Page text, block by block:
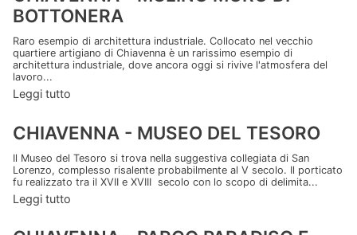
BOTTONERA
Raro esempio di architettura industriale. Collocato nel vecchio
quartiere artigiano di Chiavenna è un rarissimo esempio di
architettura industriale, dove ancora oggi si rivive l'atmosfera del
lavoro...
Leggi tutto
CHIAVENNA - MUSEO DEL TESORO
Il Museo del Tesoro si trova nella suggestiva collegiata di San
Lorenzo, complesso risalente probabilmente al V secolo. Il porticato
fu realizzato tra il XVII e XVIII secolo con lo scopo di delimita...
Leggi tutto